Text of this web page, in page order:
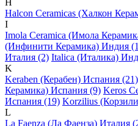
H
Halcon Ceramicas (Халкон
I
Imola Ceramica (Имола
(Инфинити Керамика) Индия
Италия (2) Italica (Италика)
K
Keraben (Керабен) Испания (21)
Керамика) Испания (9) Keros
Испания (19) Korzilius
L
La Faenza (Ла Фаенза) Италия